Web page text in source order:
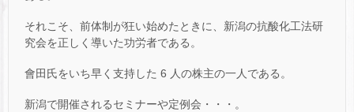
それこそ、前体制が狂い始めたときに、新潟の抗酸化工法研
究会を正しく導いた功労者である。
會田氏をいち早く支持した 6 人の株主の一人である。
新潟で開催されるセミナーや定例会・・・。